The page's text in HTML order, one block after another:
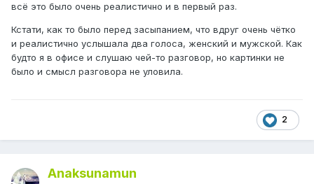
всё это было очень реалистично и в первый раз.
Кстати, как то было перед засыпанием, что вдруг очень чётко
и реалистично услышала два голоса, женский и мужской. Как
будто я в офисе и слушаю чей-то разговор, но картинки не
было и смысл разговора не уловила.
2
Anaksunamun